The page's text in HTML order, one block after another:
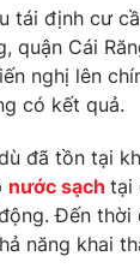
tế
tái định cư
quận Cái
nghị lên
có kết quả.
đã tồn tại
nước sạch tại
Đến thời
năng khai